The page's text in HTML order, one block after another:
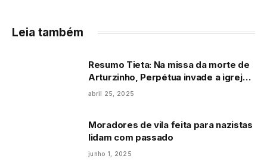
Leia também
Resumo Tieta: Na missa da morte de
Arturzinho, Perpétua invade a igreja
e diz a todos que Tieta é quenga:
abril 25, 2025
Moradores de vila feita para nazistas
lidam com passado
junho 1, 2025